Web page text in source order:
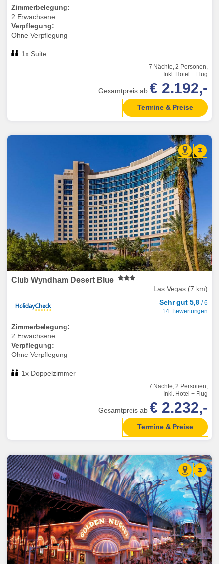
Zimmerbelegung:
2 Erwachsene
Verpflegung:
Ohne Verpflegung
1x Suite
7 Nächte, 2 Personen,
Inkl. Hotel + Flug
Gesamtpreis ab € 2.192,-
Termine & Preise
Club Wyndham Desert Blue
Las Vegas (7 km)
Sehr gut 5,8 / 6
14 Bewertungen
Zimmerbelegung:
2 Erwachsene
Verpflegung:
Ohne Verpflegung
1x Doppelzimmer
7 Nächte, 2 Personen,
Inkl. Hotel + Flug
Gesamtpreis ab € 2.232,-
Termine & Preise